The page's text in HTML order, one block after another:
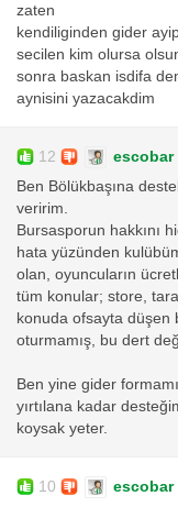
zaten
kendiliginden gider
secilen kim olursa
sonra baskan isdifa
aynisini yazacakdim
12 escobar|
Ben Bölükbaşına
veririm.
Bursasporun hakkını
hata yüzünden
olan, oyuncuların
tüm konular; store,
konuda ofsayta düşen
oturmamış, bu dert
Ben yine gider
yırtılana kadar
koysak yeter.
10 escobar|